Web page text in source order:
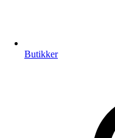
Butikker